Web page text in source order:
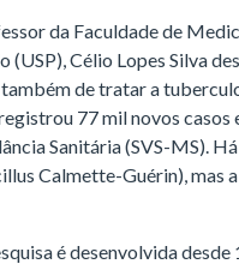
da Faculdade de
(USP), Célio Lopes Silva
de tratar a
77 mil novos casos
Sanitária (SVS-MS).
Calmette-Guérin), mas
é desenvolvida